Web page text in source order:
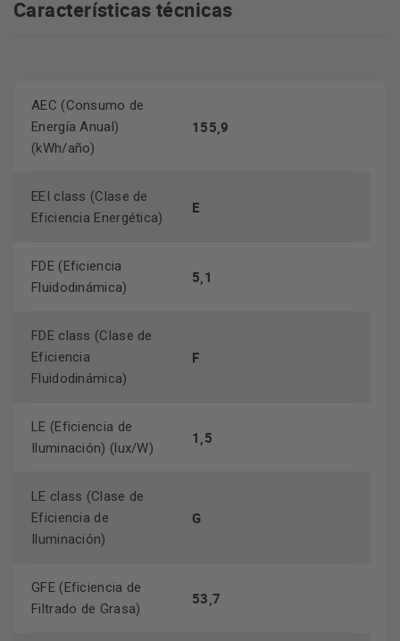
Características técnicas
AEC (Consumo de
Energía Anual)
(kWh/año)
155,9
EEI class (Clase de
Eficiencia Energética)
E
FDE (Eficiencia
Fluidodinámica)
5,1
FDE class (Clase de
Eficiencia
Fluidodinámica)
F
LE (Eficiencia de
Iluminación) (lux/W)
1,5
LE class (Clase de
Eficiencia de
Iluminación)
G
GFE (Eficiencia de
Filtrado de Grasa)
53,7